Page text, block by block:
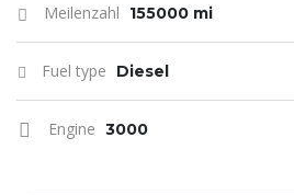
Meilenzahl 155000 mi
Fuel type Diesel
Engine 3000